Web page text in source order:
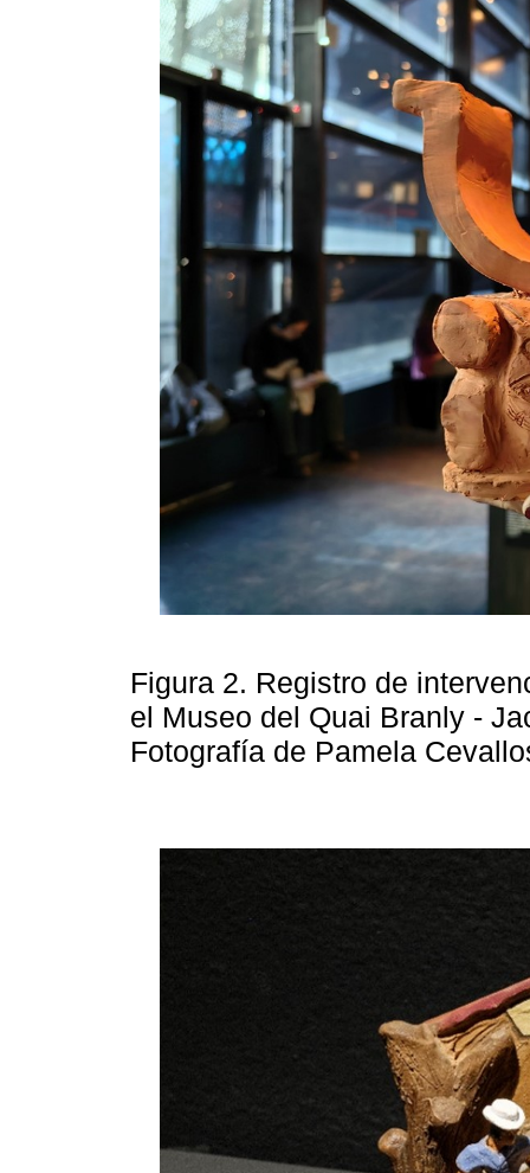
Figura 2. Registro de
el Museo del Quai Branly -
Fotografía de Pamela